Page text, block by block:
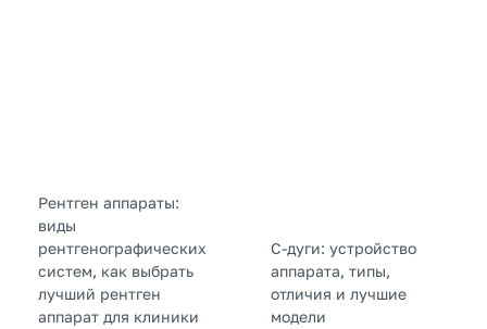
Рентген аппараты:
виды
рентгенографических
систем, как выбрать
лучший рентген
аппарат для клиники
С-дуги: устройство
аппарата, типы,
отличия и лучшие
модели